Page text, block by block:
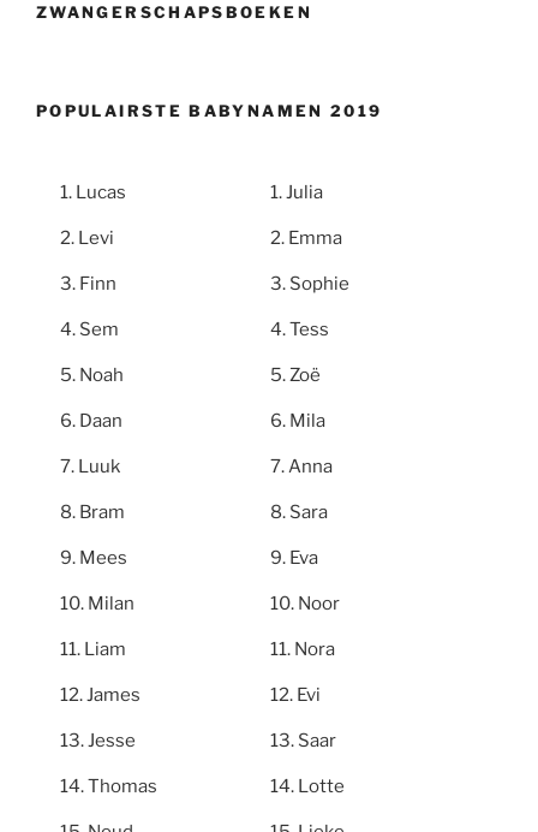
ZWANGERSCHAPSBOEKEN
POPULAIRSTE BABYNAMEN 2019
Lucas
Levi
Finn
Sem
Noah
Daan
Luuk
Bram
Mees
Milan
Liam
James
Jesse
Thomas
Julia
Emma
Sophie
Tess
Zoë
Mila
Anna
Sara
Eva
Noor
Nora
Evi
Saar
Lotte